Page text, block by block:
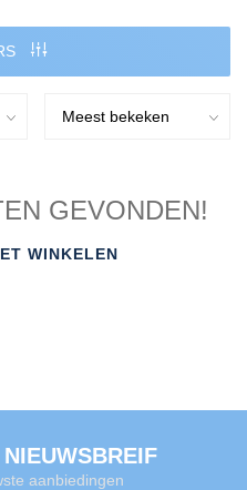
GEVONDEN!
WINKELEN
aanbiedingen